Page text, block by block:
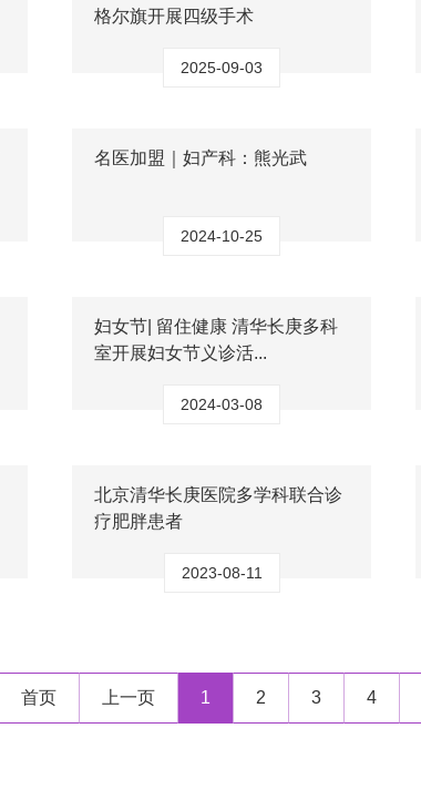
格尔旗开展四级手术
2025-09-03
名医加盟｜妇产科：熊光武
2024-10-25
妇女节| 留住健康 清华长庚多科
室开展妇女节义诊活...
2024-03-08
北京清华长庚医院多学科联合诊
疗肥胖患者
2023-08-11
首页 上一页 1 2 3 4